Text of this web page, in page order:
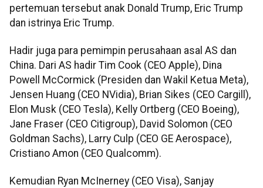
pertemuan tersebut anak Donald Trump, Eric Trump
dan istrinya Eric Trump.
Hadir juga para pemimpin perusahaan asal AS dan
China. Dari AS hadir Tim Cook (CEO Apple), Dina
Powell McCormick (Presiden dan Wakil Ketua Meta),
Jensen Huang (CEO NVidia), Brian Sikes (CEO Cargill),
Elon Musk (CEO Tesla), Kelly Ortberg (CEO Boeing),
Jane Fraser (CEO Citigroup), David Solomon (CEO
Goldman Sachs), Larry Culp (CEO GE Aerospace),
Cristiano Amon (CEO Qualcomm).
Kemudian Ryan McInerney (CEO Visa), Sanjay